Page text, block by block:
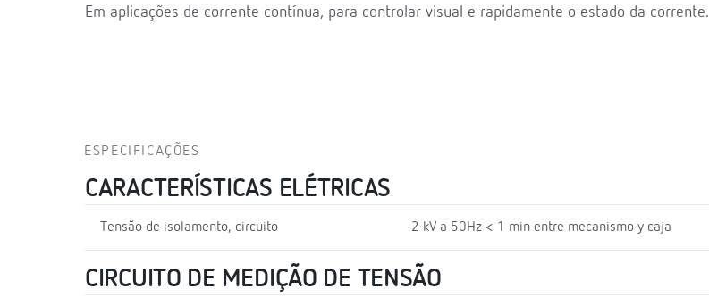
Em aplicações de corrente contínua, para controlar visual e rapidamente o estado da corrente.
ESPECIFICAÇÕES
CARACTERÍSTICAS ELÉTRICAS
Tensão de isolamento, circuito 2 kV a 50Hz < 1 min entre mecanismo y caja
CIRCUITO DE MEDIÇÃO DE TENSÃO